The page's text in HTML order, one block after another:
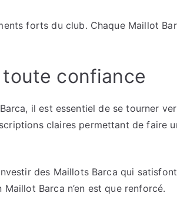
forts du club. Chaque Maillot
confiance
il est essentiel de se tourner
claires permettant de faire
des Maillots Barca qui satisfont
Barca n’en est que renforcé.